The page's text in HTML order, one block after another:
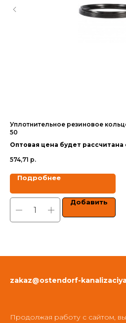
Уплотнительное резиновое
50
Оптовая цена будет рассчитана
574,71 р.
Подробнее
Добавить
zakaz@ostendorf-
Продолжая работу с сайтом,